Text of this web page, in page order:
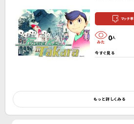
マッチ率
0人
今すぐ見る
もっと詳しくみる